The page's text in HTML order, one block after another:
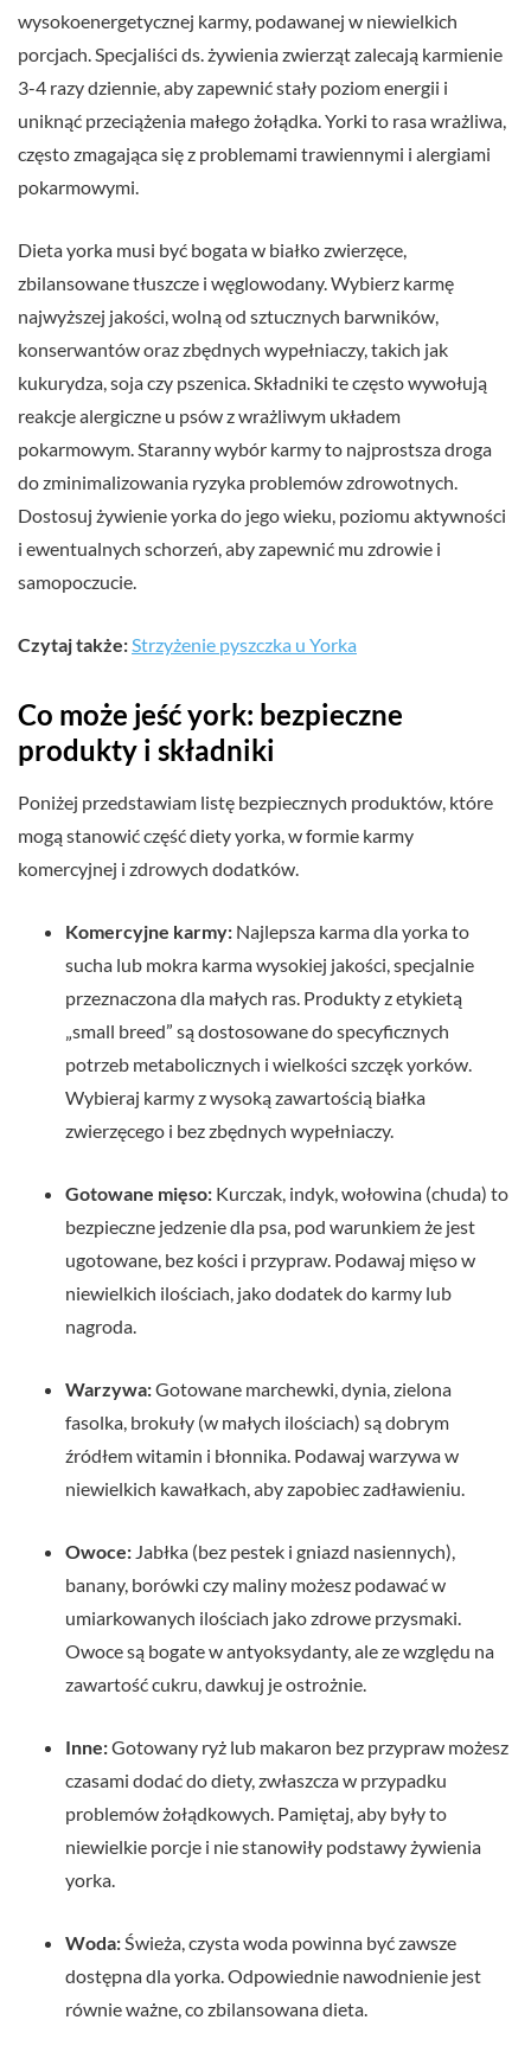
wysokoenergetycznej karmy, podawanej w niewielkich
porcjach. Specjaliści ds. żywienia zwierząt zalecają karmienie
3-4 razy dziennie, aby zapewnić stały poziom energii i
uniknąć przeciążenia małego żołądka. Yorki to rasa wrażliwa,
często zmagająca się z problemami trawiennymi i alergiami
pokarmowymi.
Dieta yorka musi być bogata w białko zwierzęce,
zbilansowane tłuszcze i węglowodany. Wybierz karmę
najwyższej jakości, wolną od sztucznych barwników,
konserwantów oraz zbędnych wypełniaczy, takich jak
kukurydza, soja czy pszenica. Składniki te często wywołują
reakcje alergiczne u psów z wrażliwym układem
pokarmowym. Staranny wybór karmy to najprostsza droga
do zminimalizowania ryzyka problemów zdrowotnych.
Dostosuj żywienie yorka do jego wieku, poziomu aktywności
i ewentualnych schorzeń, aby zapewnić mu zdrowie i
samopoczucie.
Czytaj także: Strzyżenie pyszczka u Yorka
Co może jeść york: bezpieczne
produkty i składniki
Poniżej przedstawiam listę bezpiecznych produktów, które
mogą stanowić część diety yorka, w formie karmy
komercyjnej i zdrowych dodatków.
Komercyjne karmy: Najlepsza karma dla yorka to
sucha lub mokra karma wysokiej jakości, specjalnie
przeznaczona dla małych ras. Produkty z etykietą
„small breed” są dostosowane do specyficznych
potrzeb metabolicznych i wielkości szczęk yorków.
Wybieraj karmy z wysoką zawartością białka
zwierzęcego i bez zbędnych wypełniaczy.
Gotowane mięso: Kurczak, indyk, wołowina (chuda) to
bezpieczne jedzenie dla psa, pod warunkiem że jest
ugotowane, bez kości i przypraw. Podawaj mięso w
niewielkich ilościach, jako dodatek do karmy lub
nagroda.
Warzywa:Gotowane marchewki, dynia, zielona
fasolka, brokuły (w małych ilościach) są dobrym
źródłem witamin i błonnika. Podawaj warzywa w
niewielkich kawałkach, aby zapobiec zadławieniu.
Owoce: Jabłka (bez pestek i gniazd nasiennych),
banany, borówki czy maliny możesz podawać w
umiarkowanych ilościach jako zdrowe przysmaki.
Owoce są bogate w antyoksydanty, ale ze względu na
zawartość cukru, dawkuj je ostrożnie.
Inne:Gotowany ryż lub makaron bez przypraw możesz
czasami dodać do diety, zwłaszcza w przypadku
problemów żołądkowych. Pamiętaj, aby były to
niewielkie porcje i nie stanowiły podstawy żywienia
yorka.
Woda: Świeża, czysta woda powinna być zawsze
dostępna dla yorka. Odpowiednie nawodnienie jest
równie ważne, co zbilansowana dieta.